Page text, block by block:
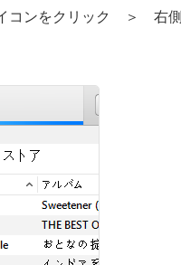
コンをクリック ＞ 右側